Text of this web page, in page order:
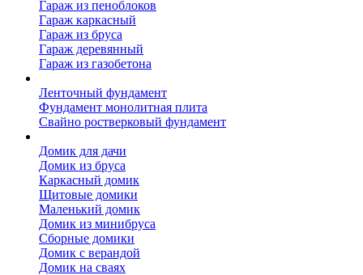
Гараж из пеноблоков
Гараж каркасный
Гараж из бруса
Гараж деревянный
Гараж из газобетона
Ленточный фундамент
Фундамент монолитная плита
Свайно ростверковый фундамент
Домик для дачи
Домик из бруса
Каркасный домик
Щитовые домики
Маленький домик
Домик из минибруса
Сборные домики
Домик с верандой
Домик на сваях